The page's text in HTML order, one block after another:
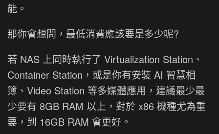
能。
那你會想問，最低消費應該要是多少呢?
若 NAS 上同時執行了 Virtualization Station、
Container Station，或是你有安裝 AI 智慧相
簿、Video Station 等多媒體應用，建議最少最
少要有 8GB RAM 以上，對於 x86 機種尤為重
要，到 16GB RAM 會更好。